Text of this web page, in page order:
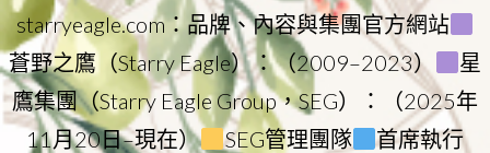
starryeagle.com：品牌、內容與集團官方網站
蒼野之鷹（Starry Eagle）：（2009–2023）
星
鷹集團（Starry Eagle Group，SEG）：（2025年
11月20日–現在）
SEG管理團隊
首席執行